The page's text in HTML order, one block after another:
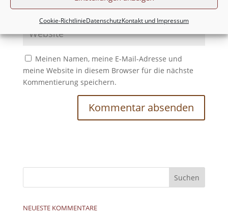
Cookie-RichtlinieDatenschutzKontakt und Impressum
Meinen Namen, meine E-Mail-Adresse und
meine Website in diesem Browser für die nächste
Kommentierung speichern.
NEUESTE KOMMENTARE